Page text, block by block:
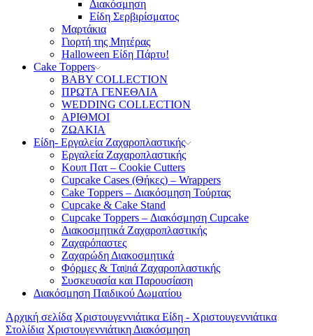
Διακόσμηση
Είδη Σερβιρίσματος
Μαρτάκια
Γιορτή της Μητέρας
Halloween Είδη Πάρτυ!
Cake Toppers
BABY COLLECTION
ΠΡΩΤΑ ΓΕΝΕΘΛΙΑ
WEDDING COLLECTION
ΑΡΙΘΜΟΙ
ΖΩΑΚΙΑ
Είδη- Εργαλεία Ζαχαροπλαστικής
Εργαλεία Ζαχαροπλαστικής
Κουπ Πατ – Cookie Cutters
Cupcake Cases (Θήκες) – Wrappers
Cake Toppers – Διακόσμηση Τούρτας
Cupcake & Cake Stand
Cupcake Toppers – Διακόσμηση Cupcake
Διακοσμητικά Ζαχαροπλαστικής
Ζαχαρόπαστες
Ζαχαρώδη Διακοσμητικά
Φόρμες & Ταψιά Ζαχαροπλαστικής
Συσκευασία και Παρουσίαση
Διακόσμηση Παιδικού Δωματίου
Αρχική σελίδα Χριστουγεννιάτικα Είδη - Χριστουγεννιάτικα
Στολίδια Χριστουγεννιάτικη Διακόσμηση